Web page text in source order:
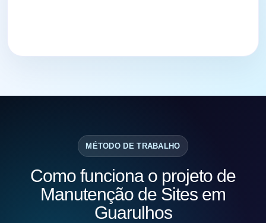
MÉTODO DE TRABALHO
Como funciona o projeto de
Manutenção de Sites em
Guarulhos